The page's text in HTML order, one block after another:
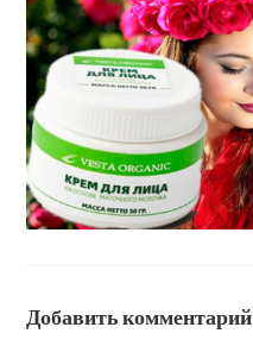
Добавить комментарий